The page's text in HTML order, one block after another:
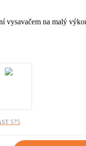
vysavačem na malý
575
+ 0 Kč